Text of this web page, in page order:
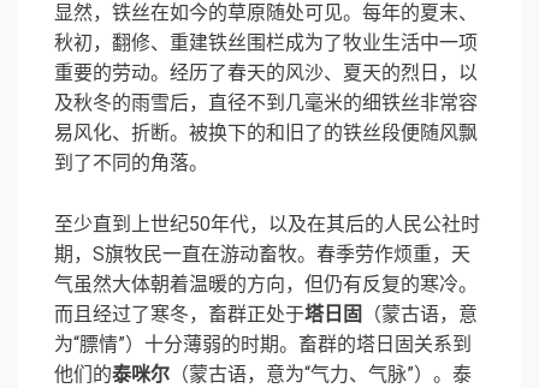
显然，铁丝在如今的草原随处可见。每年的夏末、
秋初，翻修、重建铁丝围栏成为了牧业生活中一项
重要的劳动。经历了春天的风沙、夏天的烈日，以
及秋冬的雨雪后，直径不到几毫米的细铁丝非常容
易风化、折断。被换下的和旧了的铁丝段便随风飘
到了不同的角落。
至少直到上世纪50年代，以及在其后的人民公社时
期，S旗牧民一直在游动畜牧。春季劳作烦重，天
气虽然大体朝着温暖的方向，但仍有反复的寒冷。
而且经过了寒冬，畜群正处于塔日固
（蒙古语，意
为“膘情”）十分薄弱的时期。畜群的塔日固关系到
他们的泰咪尔 （蒙古语，意为“气力、气脉”）。泰